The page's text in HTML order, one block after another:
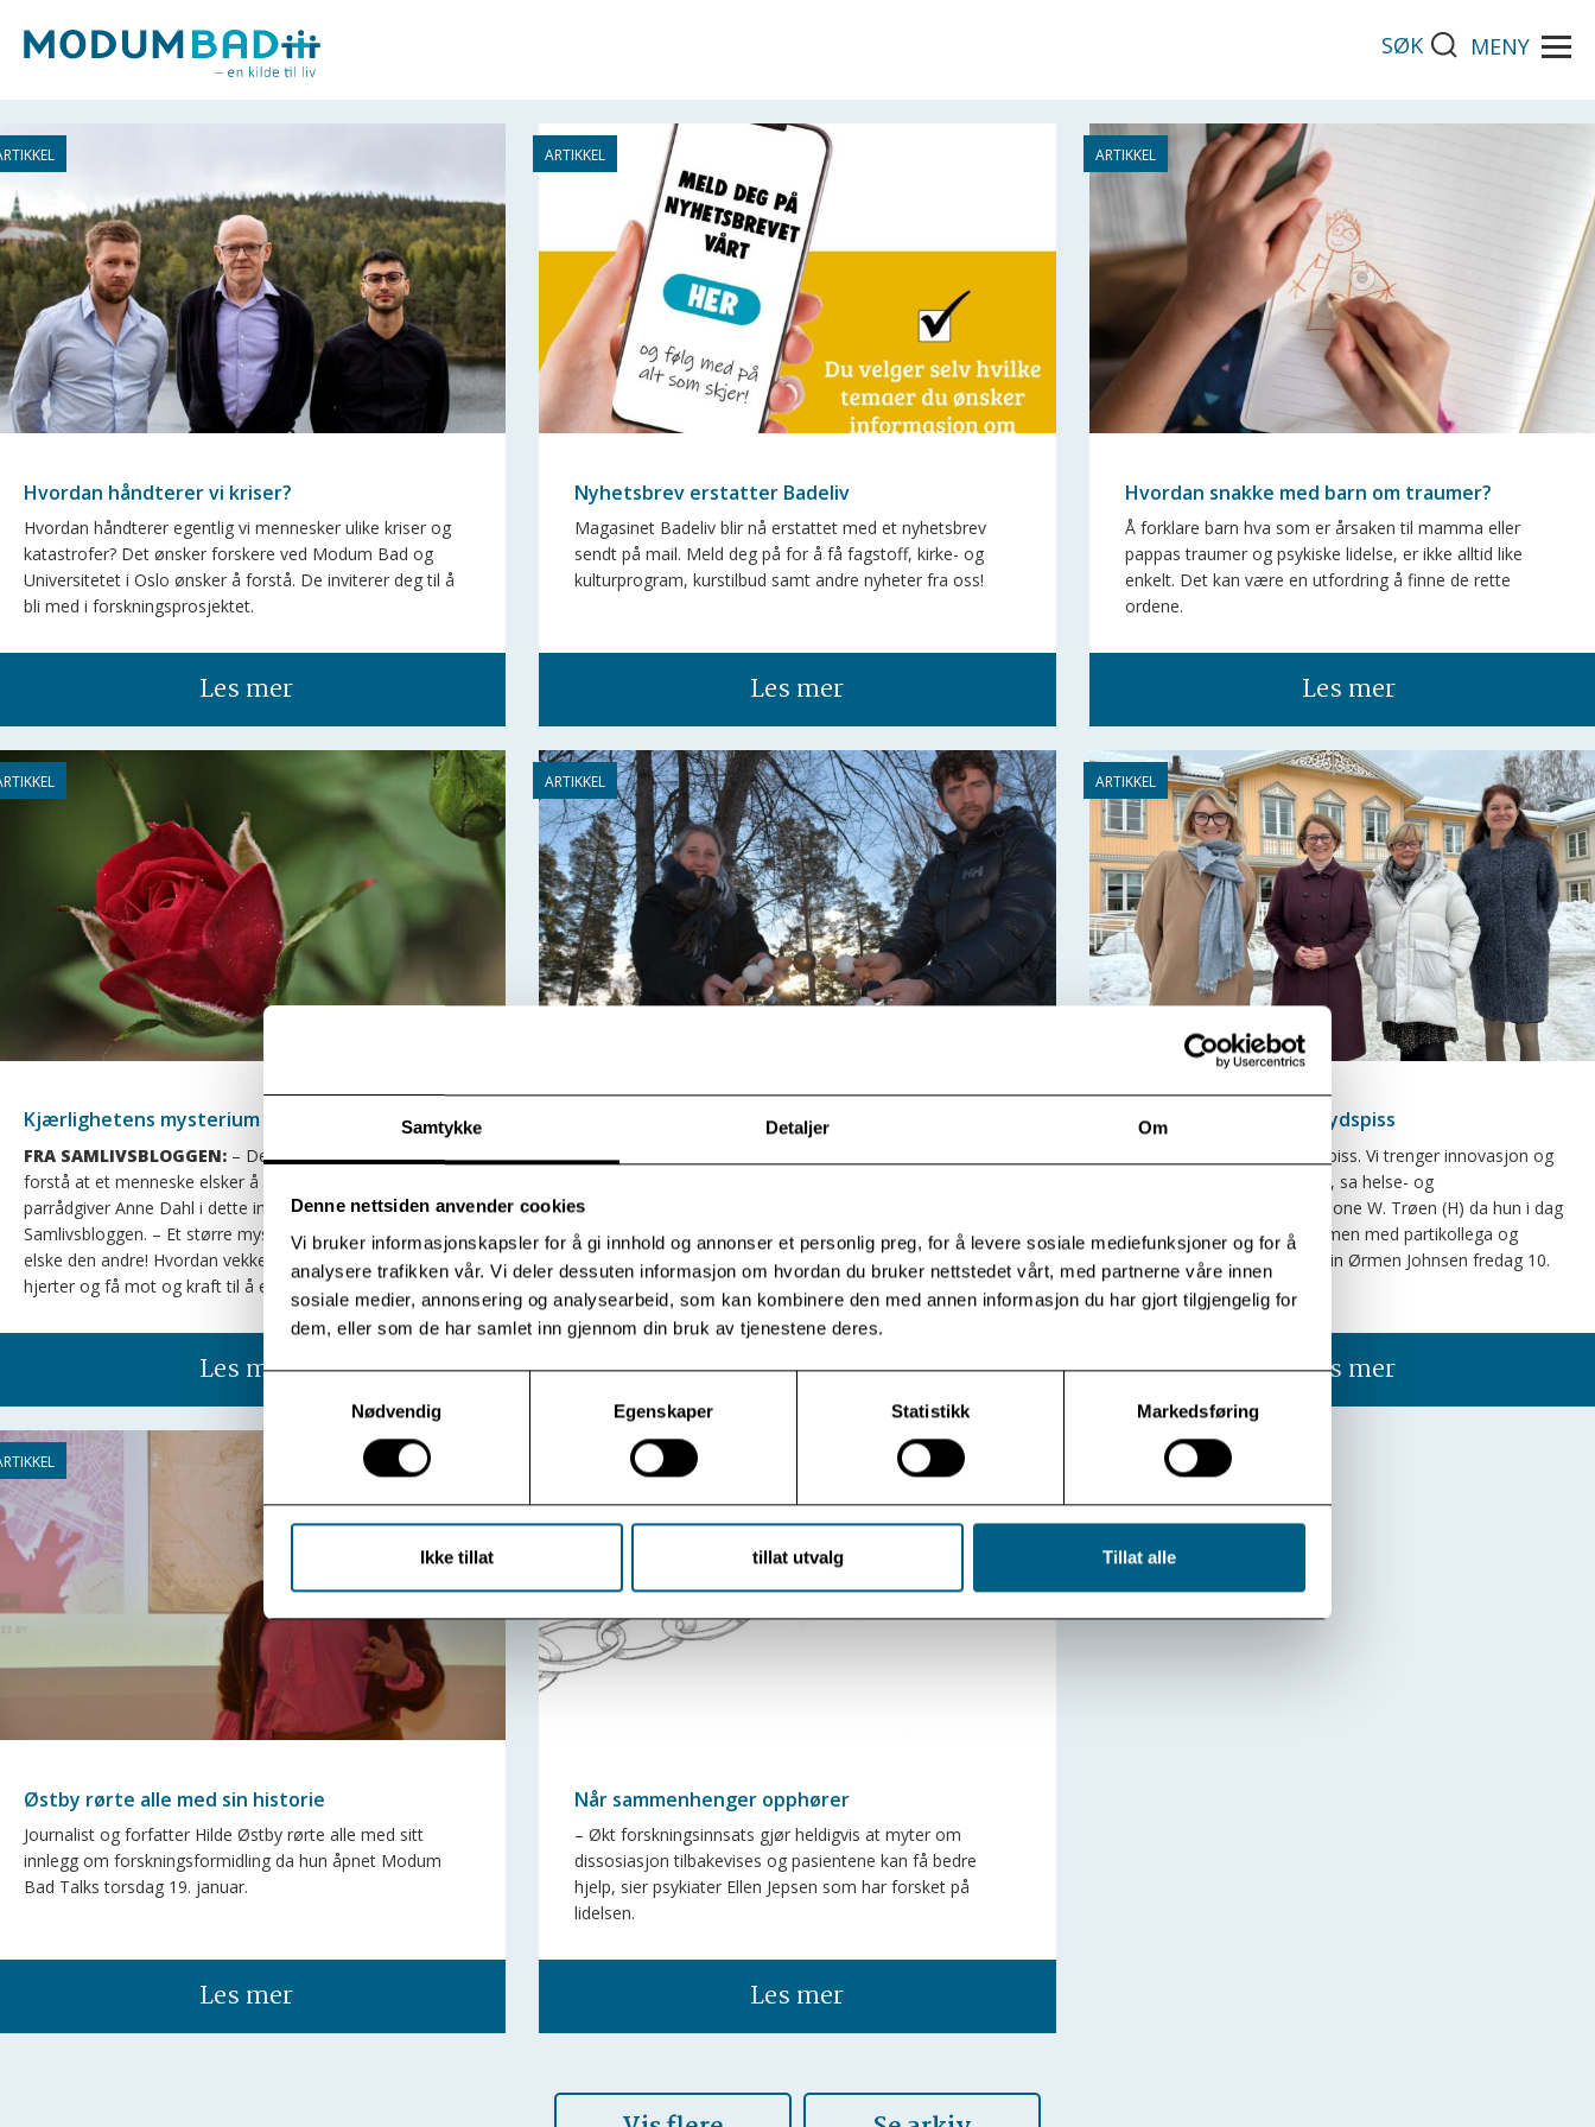
Samtykke Detaljer Om
Denne nettsiden anvender cookies
Vi bruker informasjonskapsler for å gi innhold og annonser et personlig preg, for å levere sosiale mediefunksjoner og for å
analysere trafikken vår. Vi deler dessuten informasjon om hvordan du bruker nettstedet vårt, med partnerne våre innen
sosiale medier, annonsering og analysearbeid, som kan kombinere den med annen informasjon du har gjort tilgjengelig for
dem, eller som de har samlet inn gjennom din bruk av tjenestene deres.
Samtykkevalg
Nødvendig
Egenskaper Statistikk Markedsføring
Ikke tillat tillat utvalg Tillat alle
SØK MENY
Hvordan håndterer vi kriser?
Hvordan håndterer egentlig vi mennesker ulike kriser og
katastrofer? Det ønsker forskere ved Modum Bad og
Universitetet i Oslo ønsker å forstå. De inviterer deg til å
bli med i forskningsprosjektet.
Les mer
Nyhetsbrev erstatter Badeliv
Magasinet Badeliv blir nå erstattet med et nyhetsbrev
sendt på mail. Meld deg på for å få fagstoff, kirke- og
kulturprogram, kurstilbud samt andre nyheter fra oss!
Les mer
Hvordan snakke med barn om traumer?
Å forklare barn hva som er årsaken til mamma eller
pappas traumer og psykiske lidelse, er ikke alltid like
enkelt. Det kan være en utfordring å finne de rette
ordene.
Les mer
Kjærlighetens mysterium
FRA SAMLIVSBLOGGEN: – Det er ikke så vanskelig å
forstå at et menneske elsker å bli elsket, skriver
parrådgiver Anne Dahl i dette innlegget på
Samlivsbloggen. – Et større mysterium eller under er det å
elske den andre! Hvordan vekke lysten til det gode i våre
hjerter og få mot og kraft til å elske?
Les mer
Rast – hvilested i fastetiden
Gjennom fastetiden inviterer vi velkommen til seks
mellom sykehusprestene og inviterte gjester om
alminnelige liv i et hellig rom.
Les mer
– Modum Bad er en spydspiss
– Modum Bad er en spydspiss. Vi trenger innovasjon og
nytenkning i krevende tider, sa helse- og
omsorgskomiteens leder Tone W. Trøen (H) da hun i dag
besøkte Modum Bad sammen med partikollega og
stortingsrepresentant Kristin Ørmen Johnsen fredag 10.
februar.
Les mer
Østby rørte alle med sin historie
Journalist og forfatter Hilde Østby rørte alle med sitt
innlegg om forskningsformidling da hun åpnet Modum
Bad Talks torsdag 19. januar.
Les mer
Når sammenhenger opphører
– Økt forskningsinnsats gjør heldigvis at myter om
dissosiasjon tilbakevises og pasientene kan få bedre
hjelp, sier psykiater Ellen Jepsen som har forsket på
lidelsen.
Les mer